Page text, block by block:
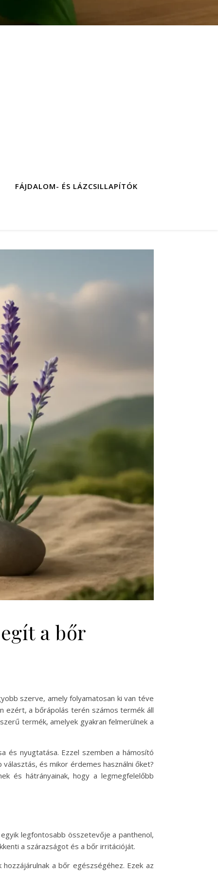
FÁJDALOM- ÉS LÁZCSILLAPÍTÓK
a bőr
szerve, amely folyamatosan ki van téve
ezért, a bőrápolás terén számos termék áll
termék, amelyek gyakran felmerülnek a
és nyugtatása. Ezzel szemben a hámosító
és mikor érdemes használni őket?
és hátrányainak, hogy a legmegfelelőbb
legfontosabb összetevője a panthenol,
a szárazságot és a bőr irritációját.
a bőr egészségéhez. Ezek az